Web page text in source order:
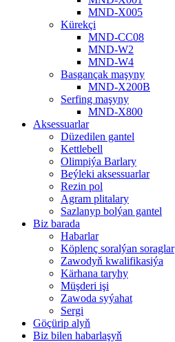
MND-X005
Kürekçi
MND-CC08
MND-W2
MND-W4
Basgançak maşyny
MND-X200B
Serfing maşyny
MND-X800
Aksessuarlar
Düzedilen gantel
Kettlebell
Olimpiýa Barlary
Beýleki aksessuarlar
Rezin pol
Agram plitalary
Sazlanyp bolýan gantel
Biz barada
Habarlar
Köplenç soralýan soraglar
Zawodyň kwalifikasiýa
Kärhana taryhy
Müşderi işi
Zawoda syýahat
Sergi
Göçürip alyň
Biz bilen habarlaşyň